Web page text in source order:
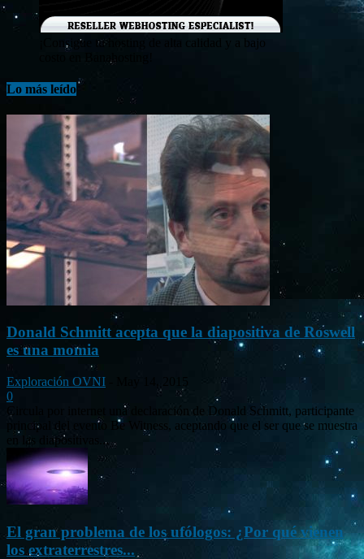
¡Consigue tu hosting de alta calidad y a bajo
costo en Banahosting!
Lo más leído
Donald Schmitt acepta que la diapositiva de Roswell
es una momia
Exploración OVNI
0
Circula por internet una declaración de Donald Schmitt, participante
principal del evento Be Witness, aceptando que el ser que se muestra
en las diapositivas...
El gran problema de los ufólogos: ¿Por qué vienen
los extraterrestres...